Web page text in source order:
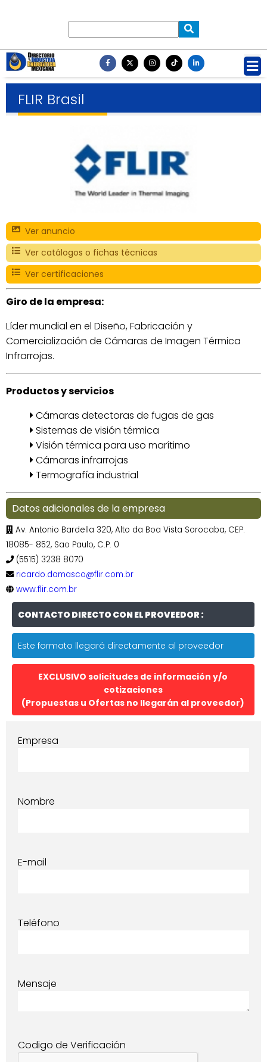
FLIR Brasil
Ver anuncio
Ver catálogos o fichas técnicas
Ver certificaciones
Giro de la empresa:
Líder mundial en el Diseño, Fabricación y
Comercialización de Cámaras de Imagen Térmica
Infrarrojas.
Productos y servicios
Cámaras detectoras de fugas de gas
Sistemas de visión térmica
Visión térmica para uso marítimo
Cámaras infrarrojas
Termografía industrial
Datos adicionales de la empresa
Av. Antonio Bardella 320, Alto da Boa Vista Sorocaba, CEP.
18085- 852, Sao Paulo, C.P. 0
(5515) 3238 8070
ricardo.damasco@flir.com.br
www.flir.com.br
CONTACTO DIRECTO CON EL PROVEEDOR :
Este formato llegará directamente al proveedor
EXCLUSIVO solicitudes de información y/o
cotizaciones
(Propuestas u Ofertas no llegarán al proveedor)
Empresa
Nombre
E-mail
Teléfono
Mensaje
Codigo de Verificación